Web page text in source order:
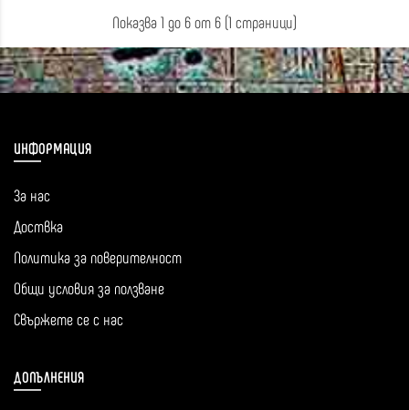
Показва 1 до 6 от 6 (1 страници)
ИНФОРМАЦИЯ
За нас
Доствка
Политика за поверителност
Общи условия за ползване
Свържете се с нас
ДОПЪЛНЕНИЯ